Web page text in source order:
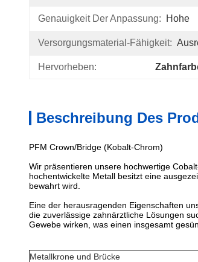
Genauigkeit Der Anpassung: Hohe
Versorgungsmaterial-Fähigkeit:
Hervorheben:
Beschreibung Des
PFM Crown/Bridge (Kobalt-Chrom)
Wir präsentieren unsere hochwertige
hochentwickelte Metall besitzt eine
bewahrt wird.
Eine der herausragenden Eigenschaften
die zuverlässige zahnärztliche Lösungen
Gewebe wirken, was einen insgesamt
Metallkrone und Brücke